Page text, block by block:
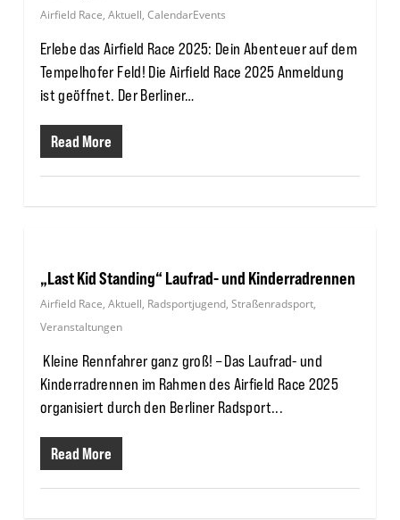
Airfield Race, Aktuell, CalendarEvents
Erlebe das Airfield Race 2025: Dein Abenteuer auf dem
Tempelhofer Feld! Die Airfield Race 2025 Anmeldung
ist geöffnet. Der Berliner…
Read More
„Last Kid Standing“ Laufrad- und Kinderradrennen
Airfield Race, Aktuell, Radsportjugend, Straßenradsport,
Veranstaltungen
Kleine Rennfahrer ganz groß! – Das Laufrad- und
Kinderradrennen im Rahmen des Airfield Race 2025
organisiert durch den Berliner Radsport...
Read More